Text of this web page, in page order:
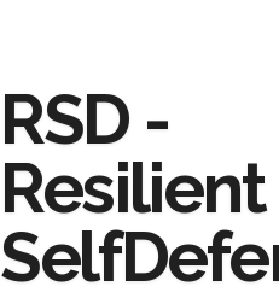
RSD -
Resilient